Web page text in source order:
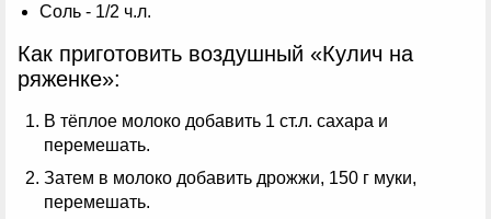
Соль - 1/2 ч.л.
Как приготовить воздушный «Кулич на
ряженке»:
В тёплое молоко добавить 1 ст.л. сахара и
перемешать.
Затем в молоко добавить дрожжи, 150 г муки,
перемешать.